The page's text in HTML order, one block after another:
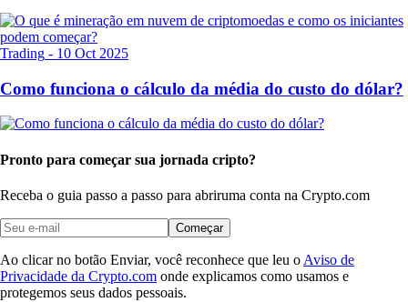
Trading - 10 Oct 2025
Como funciona o cálculo da média do custo do dólar?
Pronto para começar sua jornada cripto?
Receba o guia passo a passo para abriruma conta na Crypto.com
Começar
Ao clicar no botão Enviar, você reconhece que leu o Aviso de
Privacidade da Crypto.com onde explicamos como usamos e
protegemos seus dados pessoais.